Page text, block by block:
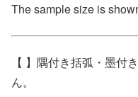
The sample size is
【 】隅付き括弧・墨付
ん。